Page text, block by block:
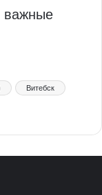
важные
Витебск